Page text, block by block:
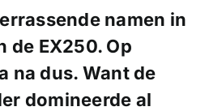
namen in
de EX250. Op
na dus. Want de
domineerde al